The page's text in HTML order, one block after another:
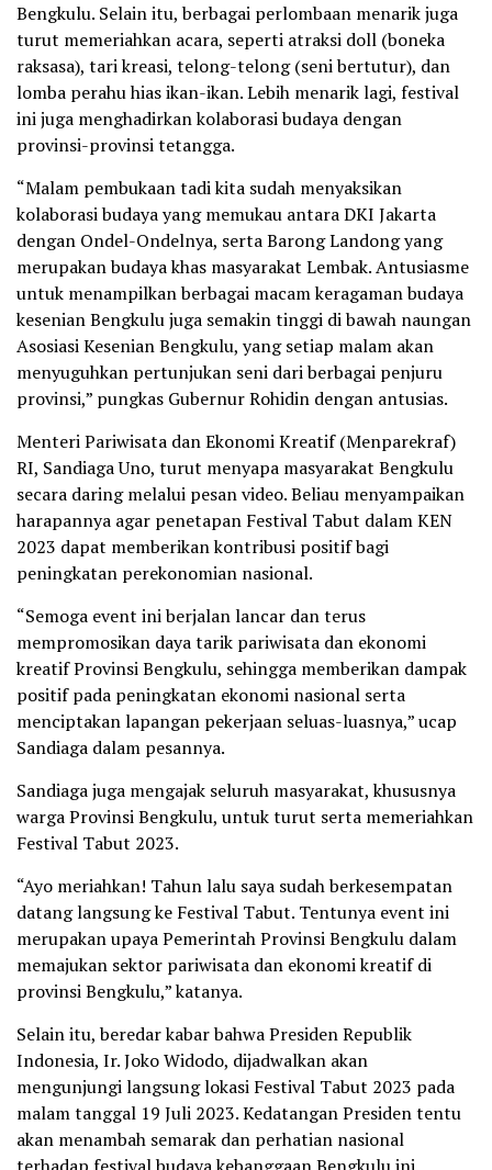
Bengkulu. Selain itu, berbagai perlombaan menarik juga
turut memeriahkan acara, seperti atraksi doll (boneka
raksasa), tari kreasi, telong-telong (seni bertutur), dan
lomba perahu hias ikan-ikan. Lebih menarik lagi, festival
ini juga menghadirkan kolaborasi budaya dengan
provinsi-provinsi tetangga.
“Malam pembukaan tadi kita sudah menyaksikan
kolaborasi budaya yang memukau antara DKI Jakarta
dengan Ondel-Ondelnya, serta Barong Landong yang
merupakan budaya khas masyarakat Lembak. Antusiasme
untuk menampilkan berbagai macam keragaman budaya
kesenian Bengkulu juga semakin tinggi di bawah naungan
Asosiasi Kesenian Bengkulu, yang setiap malam akan
menyuguhkan pertunjukan seni dari berbagai penjuru
provinsi,” pungkas Gubernur Rohidin dengan antusias.
Menteri Pariwisata dan Ekonomi Kreatif (Menparekraf)
RI, Sandiaga Uno, turut menyapa masyarakat Bengkulu
secara daring melalui pesan video. Beliau menyampaikan
harapannya agar penetapan Festival Tabut dalam KEN
2023 dapat memberikan kontribusi positif bagi
peningkatan perekonomian nasional.
“Semoga event ini berjalan lancar dan terus
mempromosikan daya tarik pariwisata dan ekonomi
kreatif Provinsi Bengkulu, sehingga memberikan dampak
positif pada peningkatan ekonomi nasional serta
menciptakan lapangan pekerjaan seluas-luasnya,” ucap
Sandiaga dalam pesannya.
Sandiaga juga mengajak seluruh masyarakat, khususnya
warga Provinsi Bengkulu, untuk turut serta memeriahkan
Festival Tabut 2023.
“Ayo meriahkan! Tahun lalu saya sudah berkesempatan
datang langsung ke Festival Tabut. Tentunya event ini
merupakan upaya Pemerintah Provinsi Bengkulu dalam
memajukan sektor pariwisata dan ekonomi kreatif di
provinsi Bengkulu,” katanya.
Selain itu, beredar kabar bahwa Presiden Republik
Indonesia, Ir. Joko Widodo, dijadwalkan akan
mengunjungi langsung lokasi Festival Tabut 2023 pada
malam tanggal 19 Juli 2023. Kedatangan Presiden tentu
akan menambah semarak dan perhatian nasional